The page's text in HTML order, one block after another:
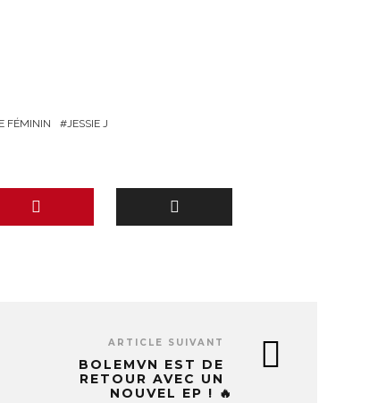
FÉMININ JESSIE J
ARTICLE SUIVANT
BOLEMVN EST DE
RETOUR AVEC UN
NOUVEL EP ! 🔥